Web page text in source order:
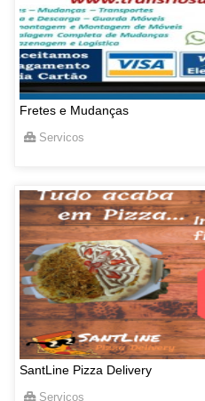
Fretes e Mudanças
Servicos
SantLine Pizza Delivery
Servicos